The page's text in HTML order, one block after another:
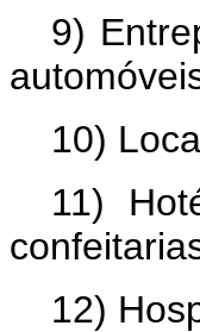
9)
10)
11)
12)